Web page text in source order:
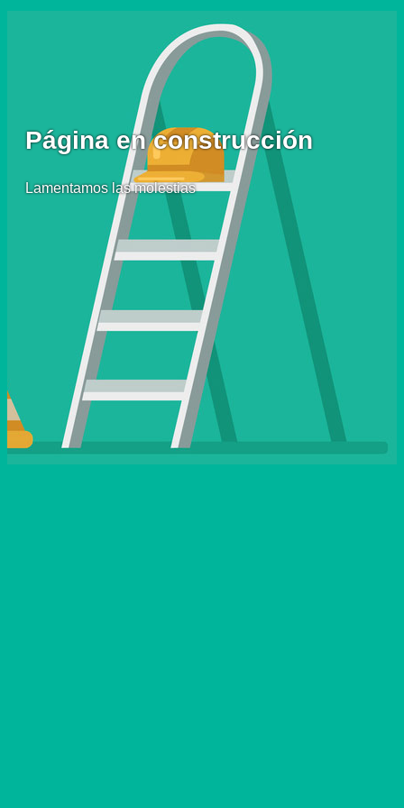
Página en construcción
Lamentamos las molestias